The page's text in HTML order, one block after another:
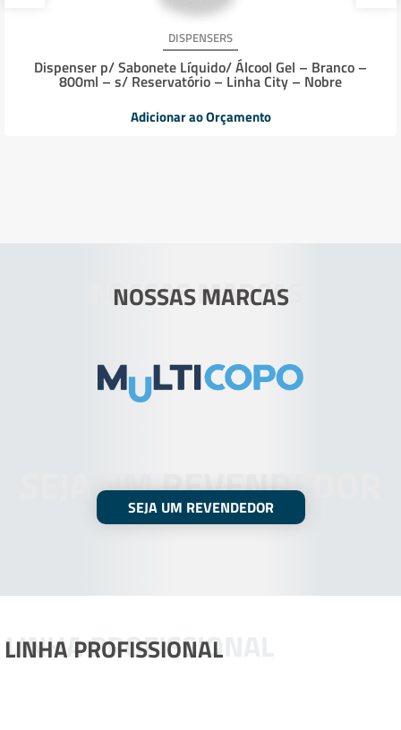
DISPENSERS
Dispenser p/ Sabonete Líquido/ Álcool Gel – Branco –
800ml – s/ Reservatório – Linha City – Nobre
Adicionar ao Orçamento
NOSSAS MARCAS
NOSSAS MARCAS
SEJA UM REVENDEDOR
SEJA UM REVENDEDOR
LINHA PROFISSIONAL
LINHA PROFISSIONAL